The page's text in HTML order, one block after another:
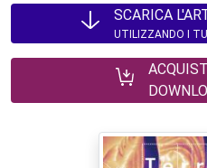
SCARICA
UTILIZZANDO I